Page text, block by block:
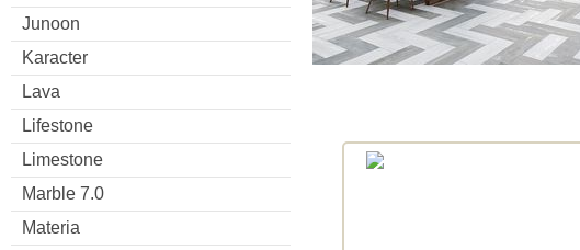
Junoon
Karacter
Lava
Lifestone
Limestone
Marble 7.0
Materia